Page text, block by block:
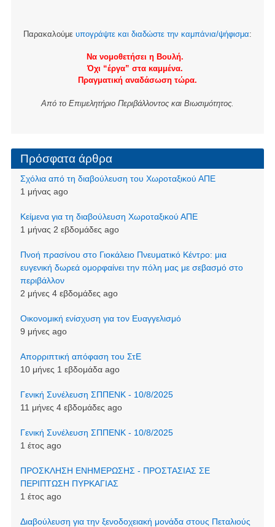
Παρακαλούμε υπογράψτε και διαδώστε την καμπάνια/ψήφισμα:
Να νομοθετήσει η Βουλή.
Όχι “έργα” στα καμμένα.
Πραγματική αναδάσωση τώρα.
Από το Επιμελητήριο Περιβάλλοντος και Βιωσιμότητος.
Πρόσφατα άρθρα
Σχόλια από τη διαβούλευση του Χωροταξικού ΑΠΕ
1 μήνας ago
Kείμενα για τη διαβούλευση Χωροταξικού ΑΠΕ
1 μήνας 2 εβδομάδες ago
Πνοή πρασίνου στο Γιοκάλειο Πνευματικό Κέντρο: μια
ευγενική δωρεά ομορφαίνει την πόλη μας με σεβασμό στο
περιβάλλον
2 μήνες 4 εβδομάδες ago
Οικονομική ενίσχυση για τον Ευαγγελισμό
9 μήνες ago
Απορριπτική απόφαση του ΣτΕ
10 μήνες 1 εβδομάδα ago
Γενική Συνέλευση ΣΠΠΕΝΚ - 10/8/2025
11 μήνες 4 εβδομάδες ago
Γενική Συνέλευση ΣΠΠΕΝΚ - 10/8/2025
1 έτος ago
ΠΡΟΣΚΛΗΣΗ ΕΝΗΜΕΡΩΣΗΣ - ΠΡΟΣΤΑΣΙΑΣ ΣΕ
ΠΕΡΙΠΤΩΣΗ ΠΥΡΚΑΓΙΑΣ
1 έτος ago
Διαβούλευση για την ξενοδοχειακή μονάδα στους Πεταλιούς